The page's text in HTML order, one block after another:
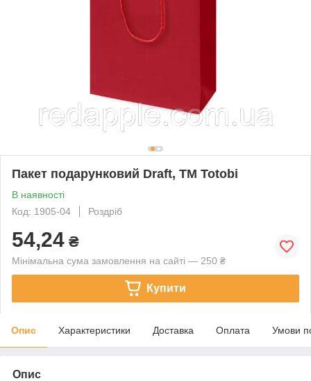
Пакет подарунковий Draft, TM Totobi
В наявності
Код: 1905-04
Роздріб
54,24 ₴
Мінімальна сума замовлення на сайті — 250 ₴
Купити
Опис Характеристики Доставка Оплата Умови
Опис